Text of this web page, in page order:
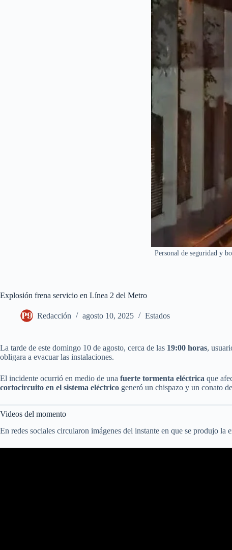
Personal de seguridad y
Explosión frena servicio en Línea 2 del Metro
Redacción agosto 10, 2025 Estados
La tarde de este domingo 10 de agosto, cerca de las 19:00 horas,
obligara a evacuar las instalaciones.
El incidente ocurrió en medio de una fuerte tormenta eléctrica que
cortocircuito en el sistema eléctrico generó un chispazo y un conato
Videos del momento
En redes sociales circularon imágenes del instante en que se produjo